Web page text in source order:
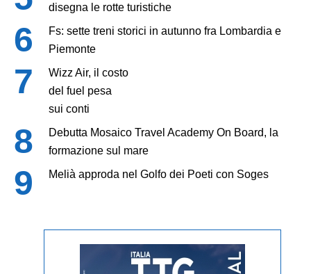
disegna le rotte turistiche
Fs: sette treni storici in autunno fra Lombardia e
Piemonte
Wizz Air, il costo
del fuel pesa
sui conti
Debutta Mosaico Travel Academy On Board, la
formazione sul mare
Melià approda nel Golfo dei Poeti con Soges